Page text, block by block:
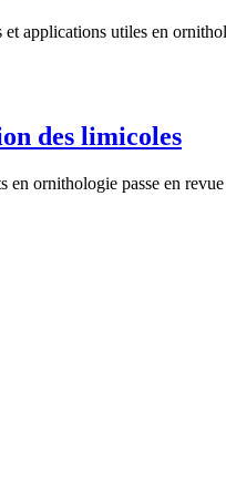
et applications utiles en
des limicoles
en ornithologie passe en